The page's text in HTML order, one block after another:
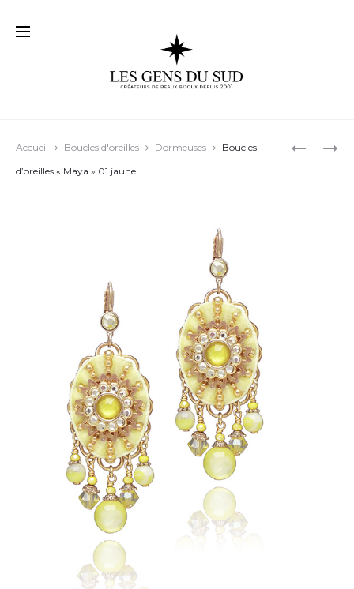
BOUCLES
Accueil Boucles d'oreilles Dormeuses
Boucles
d’oreilles « Maya » 01 jaune